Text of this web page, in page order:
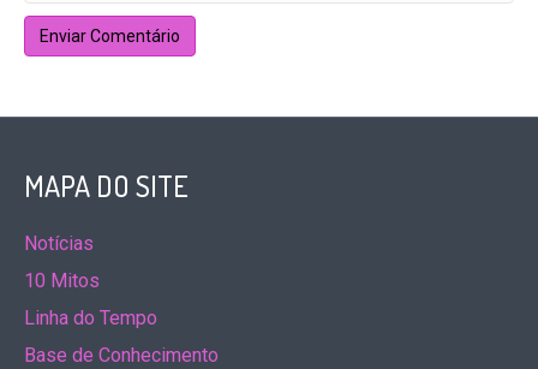
MAPA DO SITE
Notícias
10 Mitos
Linha do Tempo
Base de Conhecimento